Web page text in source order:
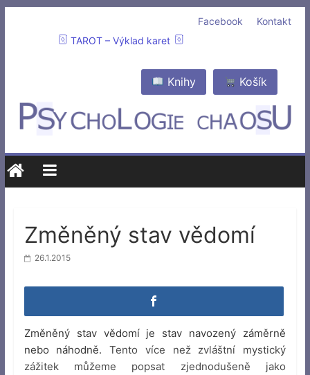
Kontakt
Facebook
TAROT – Výklad karet
Košík
Knihy
Změněný stav vědomí
26.1.2015
Změněný stav vědomí je stav navozený záměrně
nebo náhodně. Tento více než zvláštní mystický
zážitek můžeme popsat zjednodušeně jako